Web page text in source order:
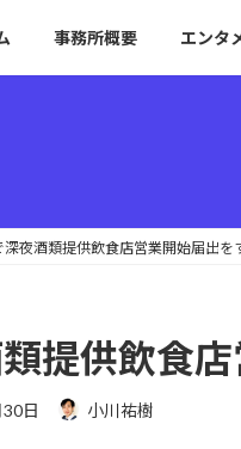
事務所概要 エンタ
深夜酒類提供飲食店営業開始届出を
提供飲食
日 小川祐樹